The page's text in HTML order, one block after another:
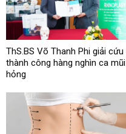
ThS.BS Võ Thanh Phi giải cứu
thành công hàng nghìn ca mũi
hỏng